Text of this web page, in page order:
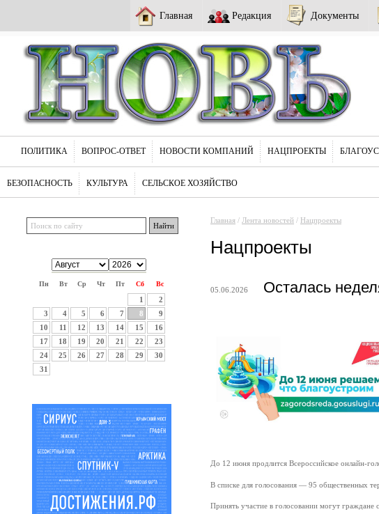
Главная Редакция Документы
ПОЛИТИКА ВОПРОС-ОТВЕТ НОВОСТИ КОМПАНИЙ НАЦПРОЕКТЫ
БЕЗОПАСНОСТЬ КУЛЬТУРА СЕЛЬСКОЕ ХОЗЯЙСТВО
Пн Вт Ср Чт Пт Сб Вс
1
2
3
4 5 6 7 8
9
10
11 12 13 14 15
16
17
18 19 20 21 22
23
24
25 26 27 28 29
30
31
Главная / Лента новостей / Нацпроекты
Нацпроекты
05.06.2026 Осталась
До 12 июня продлится Всероссийское онлайн-
В списке для голосования — 95 общественных
Принять участие в голосовании могут